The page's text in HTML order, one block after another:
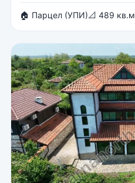
🏠 Парцел (УПИ)📐 489 кв.м